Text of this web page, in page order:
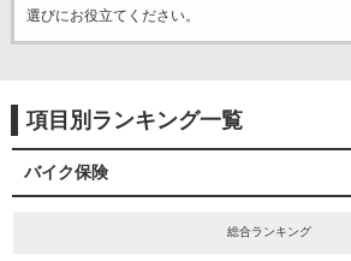
選びにお役立てください。
項目別ランキング一覧
バイク保険
総合ランキング